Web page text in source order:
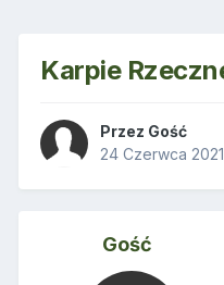
Karpie
Przez Gość
24 Czerwca 2021
Gość